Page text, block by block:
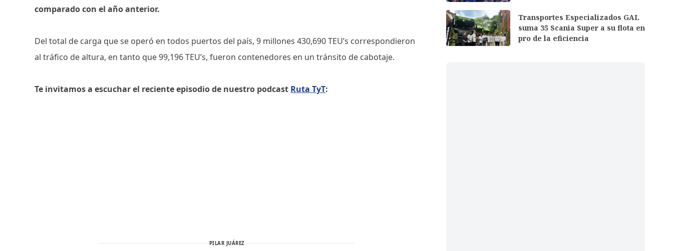
comparado con el año anterior.
Del total de carga que se operó en todos puertos del país, 9 millones 430,690 TEU’s correspondieron
al tráfico de altura, en tanto que 99,196 TEU’s, fueron contenedores en un tránsito de cabotaje.
Te invitamos a escuchar el reciente episodio de nuestro podcast Ruta TyT:
PILAR JUÁREZ
Transportes Especializados GAL
suma 35 Scania Super a su flota en
pro de la eficiencia